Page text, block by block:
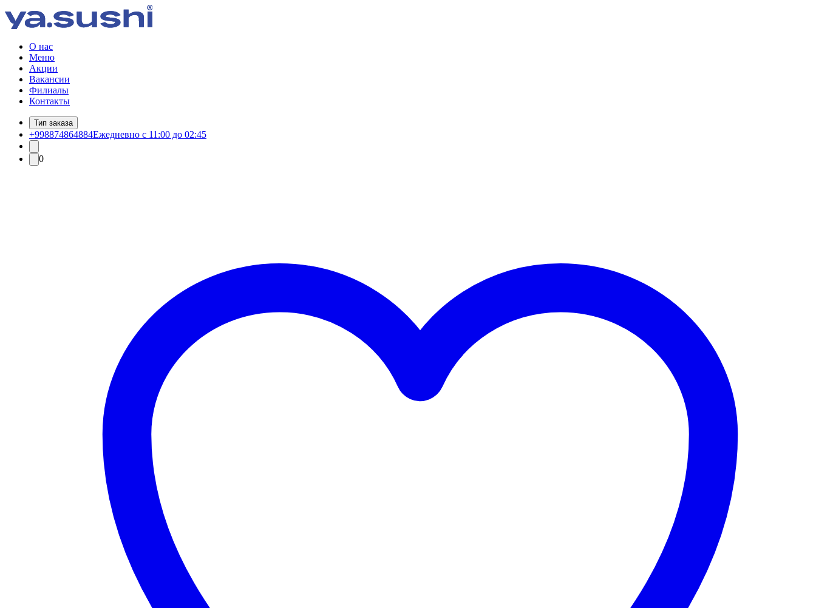
О нас
Меню
Акции
Вакансии
Филиалы
Контакты
Тип заказа
+998874864884Ежедневно с 11:00 до 02:45
0